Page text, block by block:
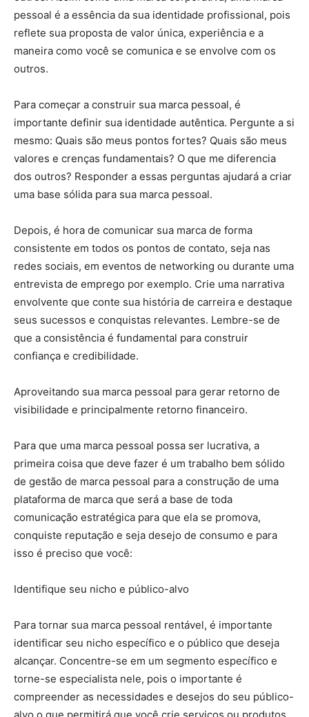
pessoal é a essência da sua identidade profissional, pois
reflete sua proposta de valor única, experiência e a
maneira como você se comunica e se envolve com os
outros.
Para começar a construir sua marca pessoal, é
importante definir sua identidade autêntica. Pergunte a si
mesmo: Quais são meus pontos fortes? Quais são meus
valores e crenças fundamentais? O que me diferencia
dos outros? Responder a essas perguntas ajudará a criar
uma base sólida para sua marca pessoal.
Depois, é hora de comunicar sua marca de forma
consistente em todos os pontos de contato, seja nas
redes sociais, em eventos de networking ou durante uma
entrevista de emprego por exemplo. Crie uma narrativa
envolvente que conte sua história de carreira e destaque
seus sucessos e conquistas relevantes. Lembre-se de
que a consistência é fundamental para construir
confiança e credibilidade.
Aproveitando sua marca pessoal para gerar retorno de
visibilidade e principalmente retorno financeiro.
Para que uma marca pessoal possa ser lucrativa, a
primeira coisa que deve fazer é um trabalho bem sólido
de gestão de marca pessoal para a construção de uma
plataforma de marca que será a base de toda
comunicação estratégica para que ela se promova,
conquiste reputação e seja desejo de consumo e para
isso é preciso que você:
Identifique seu nicho e público-alvo
Para tornar sua marca pessoal rentável, é importante
identificar seu nicho específico e o público que deseja
alcançar. Concentre-se em um segmento específico e
torne-se especialista nele, pois o importante é
compreender as necessidades e desejos do seu público-